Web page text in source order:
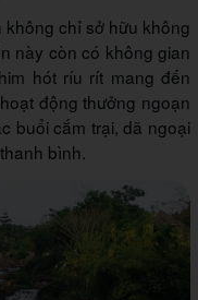
chỉ sở hữu không
này còn có không gian
hót ríu rít mang đến
động thưởng ngoạn
buổi cắm trại, dã ngoại
bình.